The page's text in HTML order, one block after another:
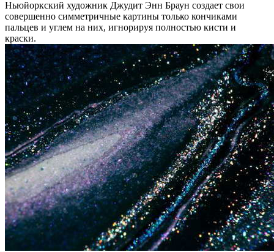
Ньюйоркский художник Джудит Энн Браун создает свои
совершенно симметричные картины только кончиками
пальцев и углем на них, игнорируя полностью кисти и
краски.